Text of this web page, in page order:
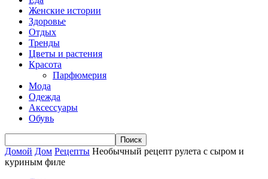
Женские истории
Здоровье
Отдых
Тренды
Цветы и растения
Красота
Парфюмерия
Мода
Одежда
Аксессуары
Обувь
Домой Дом Рецепты Необычный рецепт рулета с сыром и
куриным филе